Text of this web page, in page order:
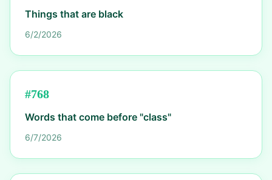
Things that are black
6/2/2026
#768
Words that come before "class"
6/7/2026